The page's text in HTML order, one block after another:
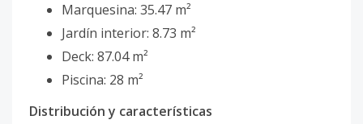
Marquesina: 35.47 m²
Jardín interior: 8.73 m²
Deck: 87.04 m²
Piscina: 28 m²
Distribución y características